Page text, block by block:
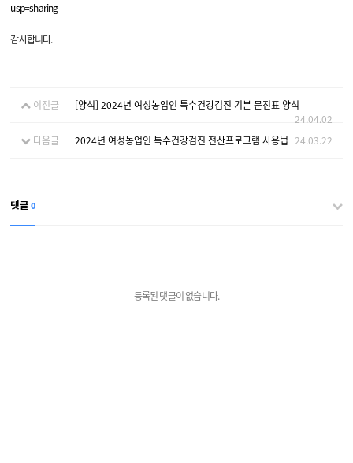
usp=sharing
감사합니다.
이전글
[양식] 2024년 여성농업인 특수건강검진 기본 문진표 양식
24.04.02
다음글
2024년 여성농업인 특수건강검진 전산프로그램 사용법 24.03.22
댓글 0
등록된 댓글이 없습니다.